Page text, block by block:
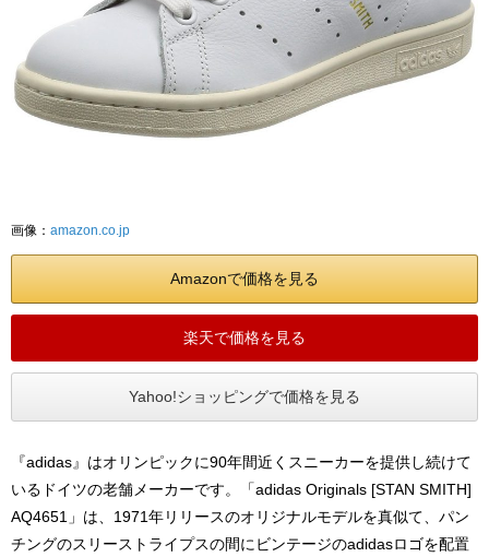
画像： amazon.co.jp
Amazonで価格を見る
楽天で価格を見る
Yahoo!ショッピングで価格を見る
『adidas』はオリンピックに90年間近くスニーカーを提供し続けて
いるドイツの老舗メーカーです。「adidas Originals [STAN SMITH]
AQ4651」は、1971年リリースのオリジナルモデルを真似て、パン
チングのスリーストライプスの間にビンテージのadidasロゴを配置